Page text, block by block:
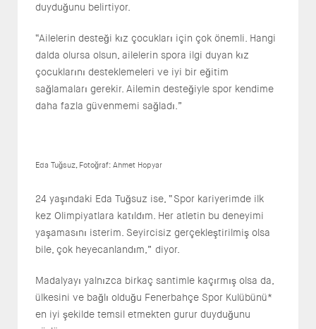
duyduğunu belirtiyor.
“Ailelerin desteği kız çocukları için çok önemli. Hangi
dalda olursa olsun, ailelerin spora ilgi duyan kız
çocuklarını desteklemeleri ve iyi bir eğitim
sağlamaları gerekir. Ailemin desteğiyle spor kendime
daha fazla güvenmemi sağladı.”
Eda Tuğsuz, Fotoğraf: Ahmet Hopyar
24 yaşındaki Eda Tuğsuz ise, “Spor kariyerimde ilk
kez Olimpiyatlara katıldım. Her atletin bu deneyimi
yaşamasını isterim. Seyircisiz gerçekleştirilmiş olsa
bile, çok heyecanlandım,” diyor.
Madalyayı yalnızca birkaç santimle kaçırmış olsa da,
ülkesini ve bağlı olduğu Fenerbahçe Spor Kulübünü*
en iyi şekilde temsil etmekten gurur duyduğunu